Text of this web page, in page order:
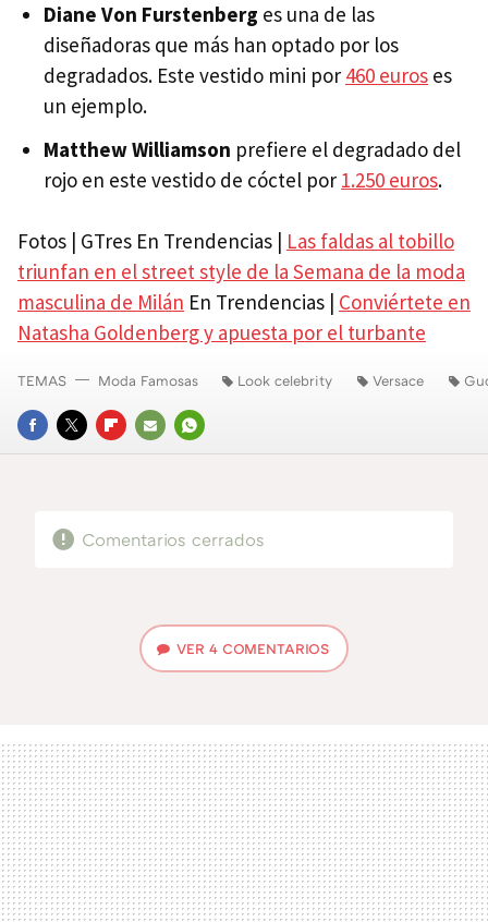
Diane Von Furstenberg es una de las
diseñadoras que más han optado por los
degradados. Este vestido mini por 460 euros es
un ejemplo.
Matthew Williamson prefiere el degradado del
rojo en este vestido de cóctel por 1.250 euros.
Fotos | GTres En Trendencias | Las faldas al tobillo
triunfan en el street style de la Semana de la moda
masculina de Milán En Trendencias | Conviértete en
Natasha Goldenberg y apuesta por el turbante
FACEBOOK
TWITTERFLIPBOARD
E-
WHATSAPP
TEMAS Moda Famosas Look celebrity Versace
Comentarios cerrados
VER 4 COMENTARIOS